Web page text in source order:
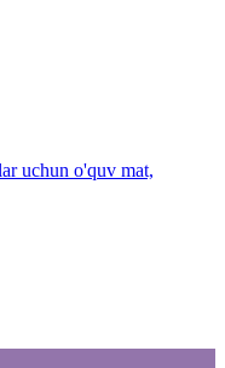
uchun o'quv mat,